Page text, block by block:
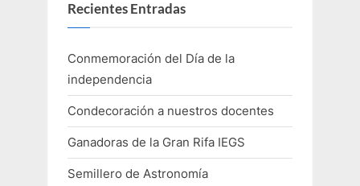
Recientes Entradas
Conmemoración del Día de la
independencia
Condecoración a nuestros docentes
Ganadoras de la Gran Rifa IEGS
Semillero de Astronomía